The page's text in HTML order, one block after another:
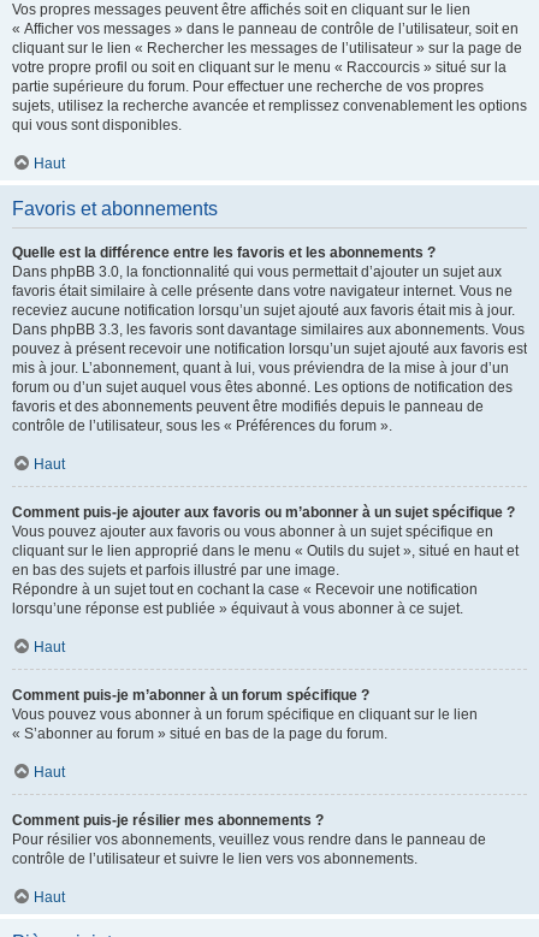
Vos propres messages peuvent être affichés soit en cliquant sur le lien
« Afficher vos messages » dans le panneau de contrôle de l’utilisateur, soit en
cliquant sur le lien « Rechercher les messages de l’utilisateur » sur la page de
votre propre profil ou soit en cliquant sur le menu « Raccourcis » situé sur la
partie supérieure du forum. Pour effectuer une recherche de vos propres
sujets, utilisez la recherche avancée et remplissez convenablement les options
qui vous sont disponibles.
Haut
Favoris et abonnements
Quelle est la différence entre les favoris et les abonnements ?
Dans phpBB 3.0, la fonctionnalité qui vous permettait d’ajouter un sujet aux
favoris était similaire à celle présente dans votre navigateur internet. Vous ne
receviez aucune notification lorsqu’un sujet ajouté aux favoris était mis à jour.
Dans phpBB 3.3, les favoris sont davantage similaires aux abonnements. Vous
pouvez à présent recevoir une notification lorsqu’un sujet ajouté aux favoris est
mis à jour. L’abonnement, quant à lui, vous préviendra de la mise à jour d’un
forum ou d’un sujet auquel vous êtes abonné. Les options de notification des
favoris et des abonnements peuvent être modifiés depuis le panneau de
contrôle de l’utilisateur, sous les « Préférences du forum ».
Haut
Comment puis-je ajouter aux favoris ou m’abonner à un sujet spécifique ?
Vous pouvez ajouter aux favoris ou vous abonner à un sujet spécifique en
cliquant sur le lien approprié dans le menu « Outils du sujet », situé en haut et
en bas des sujets et parfois illustré par une image.
Répondre à un sujet tout en cochant la case « Recevoir une notification
lorsqu’une réponse est publiée » équivaut à vous abonner à ce sujet.
Haut
Comment puis-je m’abonner à un forum spécifique ?
Vous pouvez vous abonner à un forum spécifique en cliquant sur le lien
« S’abonner au forum » situé en bas de la page du forum.
Haut
Comment puis-je résilier mes abonnements ?
Pour résilier vos abonnements, veuillez vous rendre dans le panneau de
contrôle de l’utilisateur et suivre le lien vers vos abonnements.
Haut